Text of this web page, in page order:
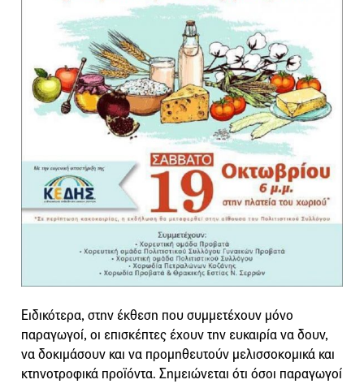
Ειδικότερα, στην έκθεση που συμμετέχουν μόνο
παραγωγοί, οι επισκέπτες έχουν την ευκαιρία να δουν,
να δοκιμάσουν και να προμηθευτούν μελισσοκομικά και
κτηνοτροφικά προϊόντα. Σημειώνεται ότι όσοι παραγωγοί